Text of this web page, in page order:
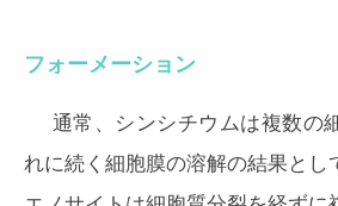
フォーメーション
通常、シンシチウムは複数の
れに続く細胞膜の溶解の結果とし